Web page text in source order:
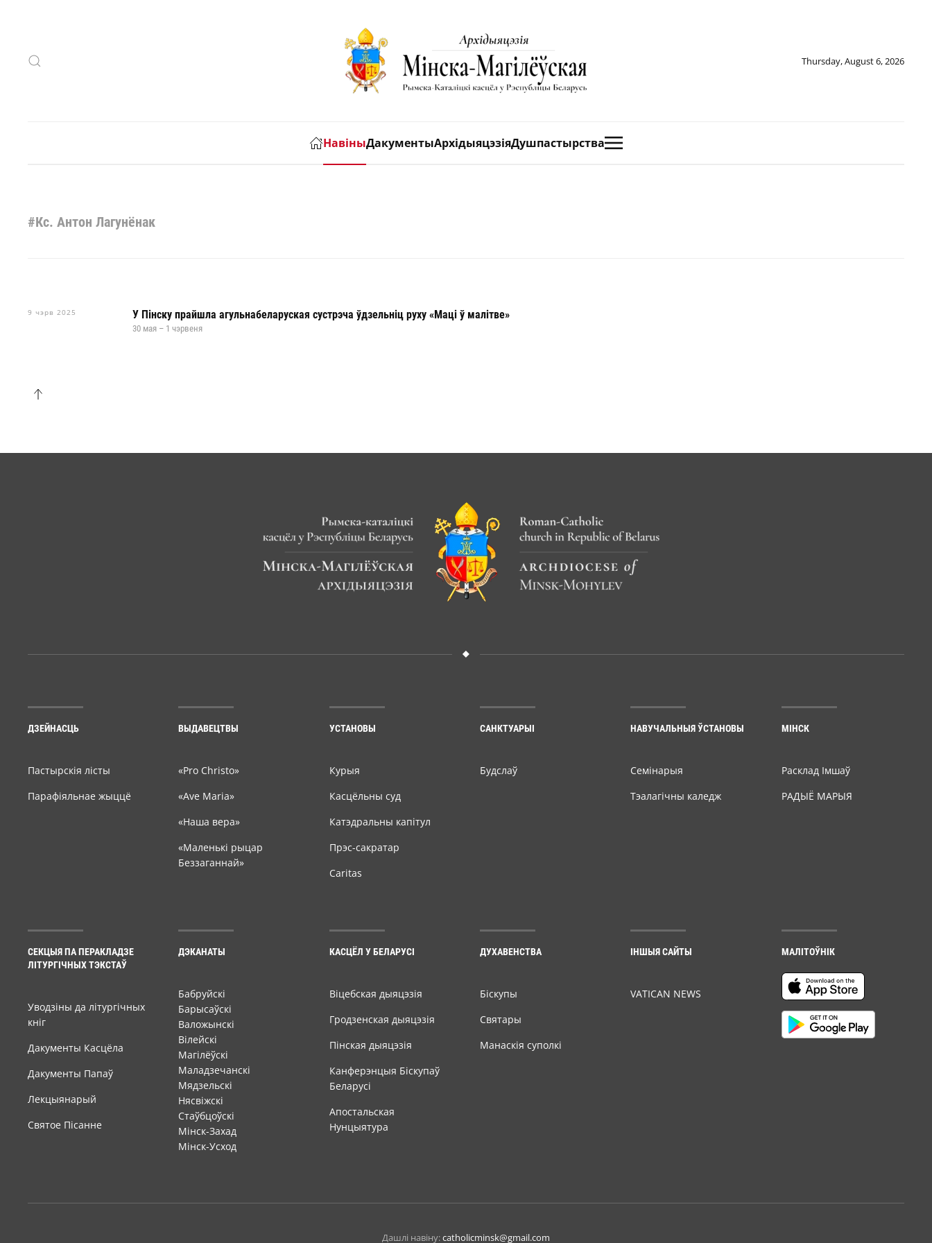
Thursday, August 6, 2026
НавіныДакументыАрхідыяцэзіяДушпастырства
#Кс. Антон Лагунёнак
9 чэрв 2025 У Пінску прайшла агульнабеларуская сустрэча ўдзельніц руху «Маці ў малітве»
30 мая – 1 чэрвеня
ДЗЕЙНАСЦЬ
Пастырскія лісты
Парафіяльнае жыццё
ВЫДАВЕЦТВЫ
«Pro Christo»
«Ave Maria»
«Наша вера»
«Маленькі рыцар
Беззаганнай»
УСТАНОВЫ
Курыя
Касцёльны суд
Катэдральны капітул
Прэс-сакратар
Caritas
САНКТУАРЫІ
Будслаў
НАВУЧАЛЬНЫЯ ЎСТАНОВЫ
Семiнарыя
Тэалагічны каледж
МІНСК
Расклад Імшаў
РАДЫЁ МАРЫЯ
СЕКЦЫЯ ПА ПЕРАКЛАДЗЕ
ЛІТУРГІЧНЫХ ТЭКСТАЎ
Уводзіны да літургічных
кніг
Дакументы Касцёла
Дакументы Папаў
Лекцыянарый
Святое Пісанне
ДЭКАНАТЫ
Бабруйскі
Барысаўскі
Валожынскі
Вілейскі
Магілёўскі
Маладзечанскі
Мядзельскі
Нясвіжскі
Стаўбцоўскі
Мінск-Захад
Мінск-Усход
КАСЦЁЛ У БЕЛАРУСІ
Віцебская дыяцэзія
Гродзенская дыяцэзія
Пінская дыяцэзія
Канферэнцыя Біскупаў
Беларусі
Апостальская
Нунцыятура
ДУХАВЕНСТВА
Біскупы
Святары
Манаскія суполкі
ІНШЫЯ САЙТЫ
VATICAN NEWS
МАЛІТОЎНІК
Дашлі навіну:catholicminsk@gmail.com